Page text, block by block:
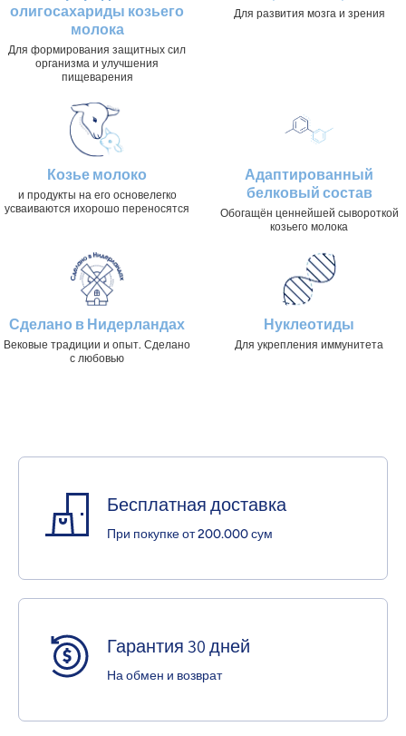
олигосахариды козьего
молока
Для формирования защитных сил
организма и улучшения
пищеварения
Для развития мозга и зрения
Козье молоко
и продукты на его основелегко
усваиваются ихорошо переносятся
Адаптированный
белковый состав
Обогащён ценнейшей сывороткой
козьего молока
Сделано в Нидерландах
Вековые традиции и опыт. Сделано
с любовью
Нуклеотиды
Для укрепления иммунитета
Бесплатная доставка
При покупке от 200.000 сум
Гарантия 30 дней
На обмен и возврат